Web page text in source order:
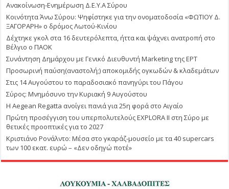
Ανακοίνωση-Ενημέρωση Δ.Ε.Υ.Α Σύρου
Κοινότητα Άνω Σύρου: Ψηφίστηκε για την ονοματοδοσία «ΦΩΤΙΟΥ Δ.
ΞΑΓΟΡΑΡΗ» ο δρόμος Λωτού-Κινίου
Δέχτηκε γκολ στα 16 δευτερόλεπτα, ήττα και ψάχνει ανατροπή στο
Βέλγιο ο ΠΑΟΚ
Συνάντηση Δημάρχου με Γενικό Διευθυντή Marketing της ΕΡΤ
Προσωρινή παύση(αναστολή;) αποκομιδής ογκωδών & κλαδεμάτων
Στις 14 Αυγούστου το παραδοσιακό πανηγύρι του Πάγου
Σύρος: Μνημόσυνο την Κυριακή 9 Αυγούστου
Η Aegean Regatta ανοίγει πανιά για 25η φορά στο Αιγαίο
Πρώτη προσέγγιση του υπερπολυτελούς EXPLORA II στη Σύρο με
θετικές προοπτικές για το 2027
Κριστιάνο Ρονάλντο: Μέσα στο γκαράζ-μουσείο με τα 40 supercars
των 100 εκατ. ευρώ – «Δεν οδηγώ ποτέ»